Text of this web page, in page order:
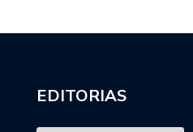
EDITORIAS